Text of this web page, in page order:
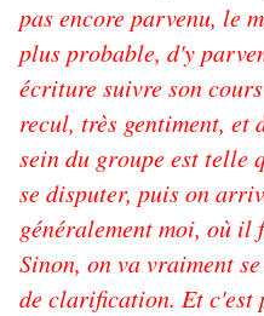
pas encore parvenu, le
plus probable, d'y
écriture suivre son
recul, très gentiment, et
sein du groupe est telle
se disputer, puis on
généralement moi, où il
Sinon, on va vraiment
de clarification. Et c'est